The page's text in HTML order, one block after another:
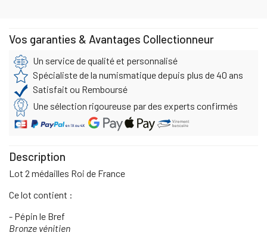
Vos garanties & Avantages Collectionneur
Un service de qualité et personnalisé
Spécialiste de la numismatique depuis plus de 40 ans
Satisfait ou Remboursé
Une sélection rigoureuse par des experts confirmés
Description
Lot 2 médailles Roi de France
Ce lot contient :
- Pépin le Bref
Bronze vénitien